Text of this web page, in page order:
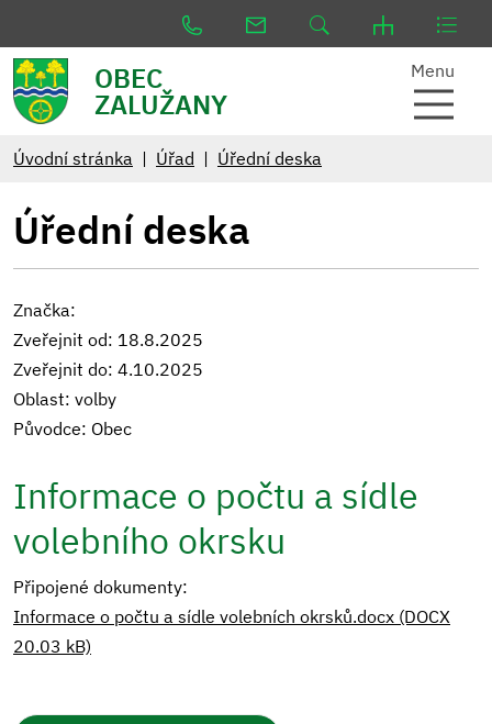
OBEC
ZALUŽANY
Menu
Úvodní stránka Úřad Úřední deska
Úřední deska
Značka:
Zveřejnit od: 18.8.2025
Zveřejnit do: 4.10.2025
Oblast: volby
Původce: Obec
Informace o počtu a sídle
volebního okrsku
Připojené dokumenty:
Informace o počtu a sídle volebních okrsků.docx (DOCX
20.03 kB)